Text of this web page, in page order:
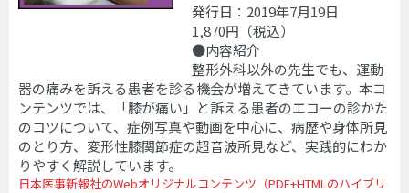
発行日：2019年7月19日
1,870円（税込）
●内容紹介
整形外科以外の先生でも、運動
器の痛みを訴える患者を診る機会が増えてきています。本コ
ンテンツでは、「膝が痛い」と訴える患者のエコーの診かた
のコツについて、症例写真や動画を中心に、病歴や身体所見
のとり方、変形性膝関節症の超音波所見など、実践的にわか
りやすく解説しています。
日本医事新報社のWebオリジナルコンテンツ（PDF+HTMLのハイブリ